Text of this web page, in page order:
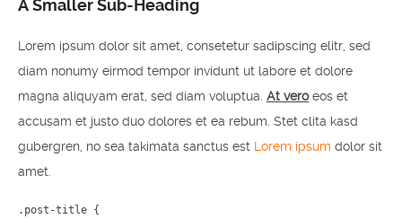
A Smaller Sub-Heading
Lorem ipsum dolor sit amet, consetetur sadipscing elitr, sed
diam nonumy eirmod tempor invidunt ut labore et dolore
magna aliquyam erat, sed diam voluptua. At veroeos et
accusam et justo duo dolores et ea rebum. Stet clita kasd
gubergren, no sea takimata sanctus est Lorem ipsum dolor sit
amet.
.post-title {